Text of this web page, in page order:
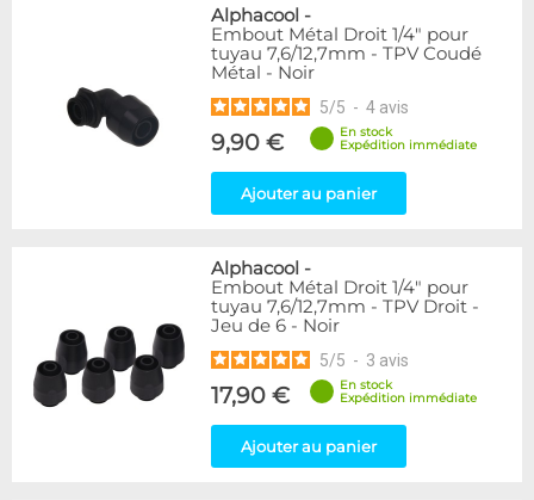
78
7
Disponibilité / Promotions
Articles en stock
Articles en promotions
Alphacool -
Embout Métal Droit 1/4" pour
tuyau 7,6/12,7mm - TPV Coudé
Métal - Noir
5/5 - 4 avis
9,90 €
En stock
Expédition immédiate
Ajouter au panier
Alphacool -
Embout Métal Droit 1/4" pour
tuyau 7,6/12,7mm - TPV Droit -
Jeu de 6 - Noir
5/5 - 3 avis
17,90 €
En stock
Expédition immédiate
Ajouter au panier